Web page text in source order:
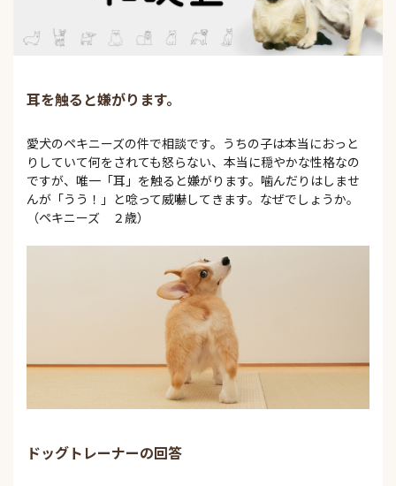
耳を触ると嫌がります。
愛犬のペキニーズの件で相談です。うちの子は本当におっと
りしていて何をされても怒らない、本当に穏やかな性格なの
ですが、唯一「耳」を触ると嫌がります。噛んだりはしませ
んが「うう！」と唸って威嚇してきます。なぜでしょうか。
（ペキニーズ ２歳）
ドッグトレーナーの回答